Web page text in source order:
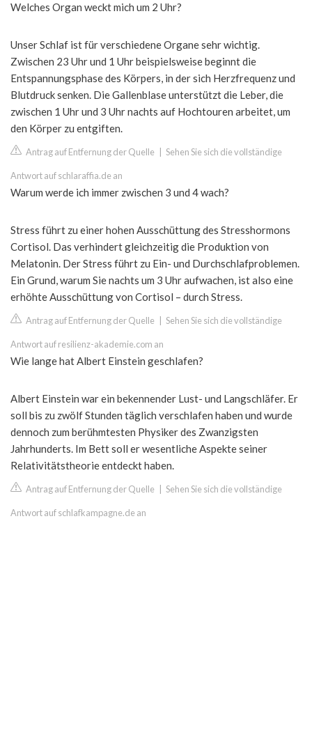
Welches Organ weckt mich um 2 Uhr?
Unser Schlaf ist für verschiedene Organe sehr wichtig.
Zwischen 23 Uhr und 1 Uhr beispielsweise beginnt die
Entspannungsphase des Körpers, in der sich Herzfrequenz und
Blutdruck senken. Die Gallenblase unterstützt die Leber, die
zwischen 1 Uhr und 3 Uhr nachts auf Hochtouren arbeitet, um
den Körper zu entgiften.
Antrag auf Entfernung der Quelle Sehen Sie sich die vollständige
Antwort auf schlaraffia.de an
Warum werde ich immer zwischen 3 und 4 wach?
Stress führt zu einer hohen Ausschüttung des Stresshormons
Cortisol. Das verhindert gleichzeitig die Produktion von
Melatonin. Der Stress führt zu Ein- und Durchschlafproblemen.
Ein Grund, warum Sie nachts um 3 Uhr aufwachen, ist also eine
erhöhte Ausschüttung von Cortisol – durch Stress.
Antrag auf Entfernung der Quelle Sehen Sie sich die vollständige
Antwort auf resilienz-akademie.com an
Wie lange hat Albert Einstein geschlafen?
Albert Einstein war ein bekennender Lust- und Langschläfer. Er
soll bis zu zwölf Stunden täglich verschlafen haben und wurde
dennoch zum berühmtesten Physiker des Zwanzigsten
Jahrhunderts. Im Bett soll er wesentliche Aspekte seiner
Relativitätstheorie entdeckt haben.
Antrag auf Entfernung der Quelle Sehen Sie sich die vollständige
Antwort auf schlafkampagne.de an